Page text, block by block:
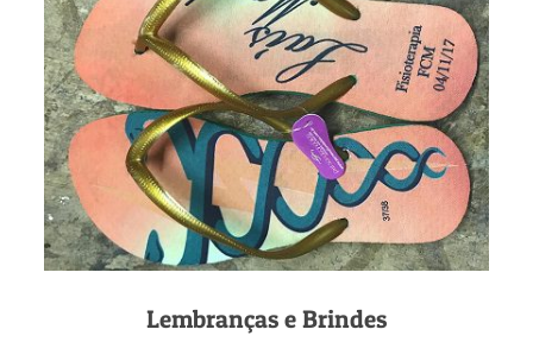
Lembranças e Brindes